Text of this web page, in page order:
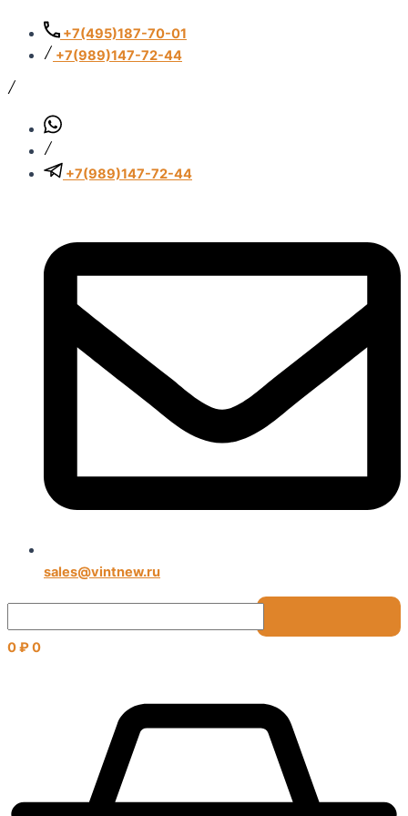
содержимому
+7(495)187-70-01
+7(989)147-72-44
+7(989)147-72-44
sales@vintnew.ru
0₽0